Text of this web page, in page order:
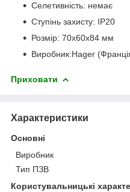
Селетивність: немає
Ступінь захисту: IP20
Розмір: 70x60x84 мм
Виробник:Hager
Приховати
Характеристики
Основні
Виробник
Тип ПЗВ
Користувальницькі